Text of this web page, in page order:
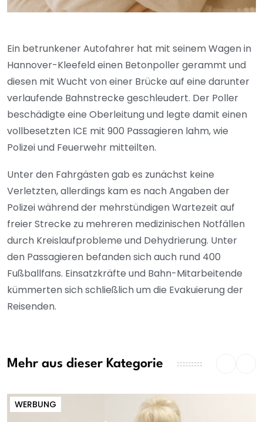
Ein betrunkener Autofahrer hat mit seinem Wagen in
Hannover-Kleefeld einen Betonpoller gerammt und
diesen mit Wucht von einer Brücke auf eine darunter
verlaufende Bahnstrecke geschleudert. Der Poller
beschädigte eine Oberleitung und legte damit einen
vollbesetzten ICE mit 900 Passagieren lahm, wie
Polizei und Feuerwehr mitteilten.
Unter den Fahrgästen gab es zunächst keine
Verletzten, allerdings kam es nach Angaben der
Polizei während der mehrstündigen Wartezeit auf
freier Strecke zu mehreren medizinischen Notfällen
durch Kreislaufprobleme und Dehydrierung. Unter
den Passagieren befanden sich auch rund 400
Fußballfans. Einsatzkräfte und Bahn-Mitarbeitende
kümmerten sich schließlich um die Evakuierung der
Reisenden.
Mehr aus dieser Kategorie
WERBUNG